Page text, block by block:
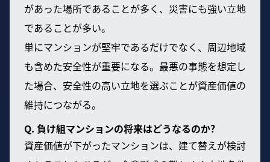
があった場所であることが多く、災害にも強い立地
であることが多い。
単にマンションが堅牢であるだけでなく、周辺地域
も含めた安全性が重要になる。最悪の事態を想定し
た場合、安全性の高い立地を選ぶことが資産価値の
維持につながる。
Q. 負け組マンションの将来はどうなるのか?
資産価値が下がったマンションは、建て替えが検討